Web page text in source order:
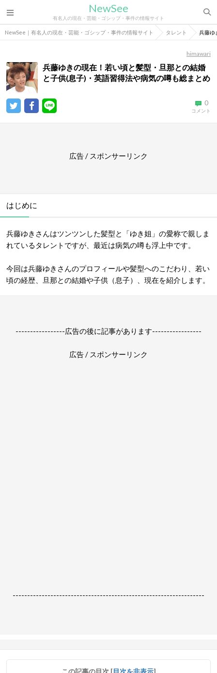
NewSee
有名人の現在・芸能・ゴシップ・事件の情報サイト
NewSee｜有名人の現在・芸能・ゴシップ・事件の情報サイト タレント 兵藤ゆ
himawari
兵藤ゆきの現在！若い頃と髪型・旦那との結婚
と子供(息子)・英語習得法や病気の噂も総まとめ
0
コメント
広告 / スポンサーリンク
はじめに
兵藤ゆきさんはツンツンした髪型と「ゆき姐」の愛称で親しま
れているタレントですが、最近は病気の噂も浮上中です。
今回は兵藤ゆきさんのプロフィールや髪型へのこだわり、若い
頃の経歴、旦那との結婚や子供（息子）、現在を紹介します。
-----------------広告の後に記事があります-----------------
広告 / スポンサーリンク
------------------------------------------------------------------
この記事の目次 [目次を非表示]